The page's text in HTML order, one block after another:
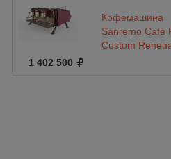
Кофемашина
Sanremo Café
Custom
1 402 500